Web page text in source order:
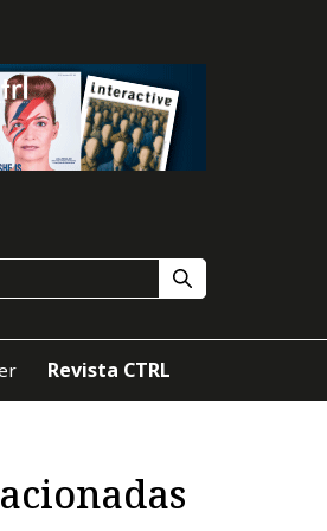
Revista CTRL